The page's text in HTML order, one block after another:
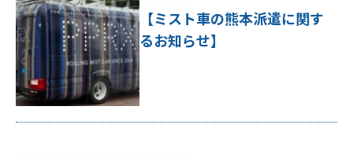
【ミスト車の熊本派遣に関す
るお知らせ】